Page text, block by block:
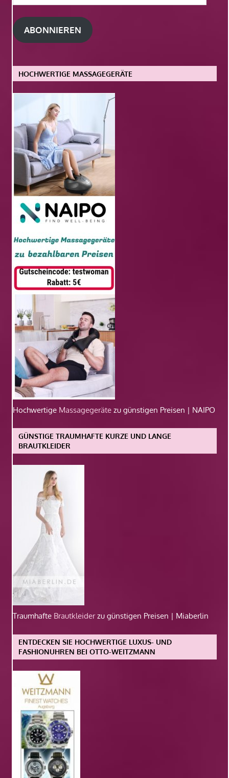
Mail-
Adresse
ABONNIEREN
HOCHWERTIGE MASSAGEGERÄTE
Hochwertige Massagegeräte zu günstigen Preisen | NAIPO
GÜNSTIGE TRAUMHAFTE KURZE UND LANGE
BRAUTKLEIDER
Traumhafte Brautkleiderzu günstigen Preisen | Miaberlin
ENTDECKEN SIE HOCHWERTIGE LUXUS- UND
FASHIONUHREN BEI OTTO-WEITZMANN